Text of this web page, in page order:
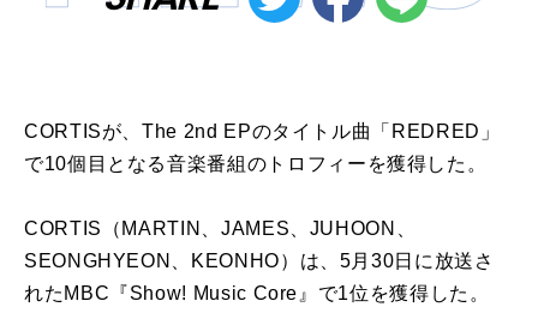
CORTISが、The 2nd EPのタイトル曲「REDRED」
で10個目となる音楽番組のトロフィーを獲得した。
CORTIS（MARTIN、JAMES、JUHOON、
SEONGHYEON、KEONHO）は、5月30日に放送さ
れたMBC『Show! Music Core』で1位を獲得した。